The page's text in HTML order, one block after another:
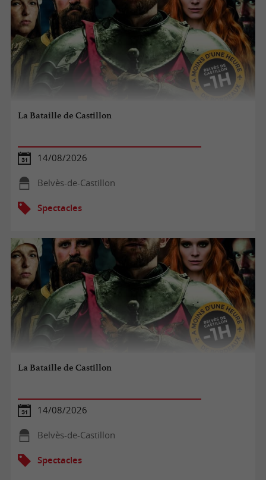
La Bataille de Castillon
14/08/2026
Belvès-de-Castillon
Spectacles
La Bataille de Castillon
14/08/2026
Belvès-de-Castillon
Spectacles